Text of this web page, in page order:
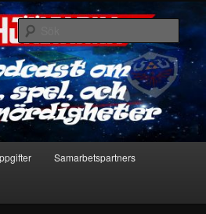
nördigheter
Sök
Samarbetspartners